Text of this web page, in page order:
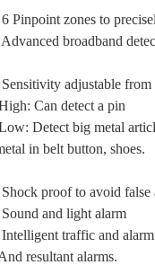
Pinpoint zones to
broadband
adjustable
Can detect a pin
Detect big metal
in belt button, shoes.
proof to avoid false
and light alarm
traffic and
resultant alarms.